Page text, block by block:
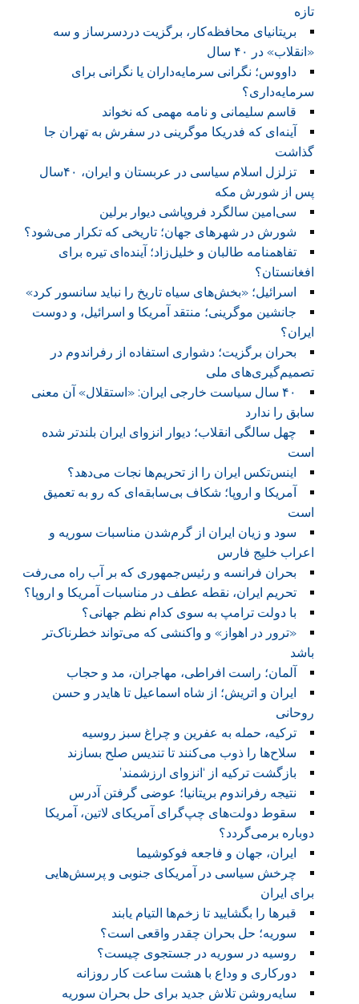
تازه
بریتانیای محافظه‌کار، برگزیت دردسرساز و سه
«انقلاب» در ۴۰ سال
داووس؛ نگرانی سرمایه‌داران یا نگرانی برای
سرمایه‌داری؟
قاسم سلیمانی و نامه‌ مهمی که نخواند
آینه‌ای که فدریکا موگرینی در سفرش به تهران جا
گذاشت
تزلزل اسلام سیاسی در عربستان و ایران، ۴۰سال
پس از شورش مکه
سی‌امین سالگرد فروپاشی دیوار برلین
شورش در شهرهای جهان؛ تاریخی که تکرار می‌شود؟
تفاهمنامه طالبان و خلیل‌زاد؛ آینده‌ای تیره برای
افغانستان؟
اسرائیل؛ «بخش‌های سیاه تاریخ را نباید سانسور کرد»
جانشین موگرینی؛ منتقد آمریکا و اسرائیل، و دوست
ایران؟
بحران برگزیت؛ دشواری استفاده از رفراندوم در
تصمیم‌گیری‌های ملی
۴۰ سال سیاست خارجی ایران: «استقلال» آن معنی
سابق را ندارد
چهل سالگی انقلاب؛ دیوار انزوای ایران بلندتر شده
است
اینس‌تکس ایران را از تحریم‌ها نجات می‌دهد؟
آمریکا و اروپا؛ شکاف بی‌سابقه‌ای که رو به تعمیق
است
سود و زیان ایران از گرم‌شدن مناسبات سوریه و
اعراب خلیج فارس
بحران فرانسه و رئیس‌جمهوری که بر آب راه می‌رفت
تحریم ایران، نقطه عطف در مناسبات آمریکا و اروپا؟
با دولت ترامپ به سوی کدام نظم جهانی؟
«ترور در اهواز» و واکنشی که می‌تواند خطرناک‌تر
باشد
آلمان؛ راست افراطی، مهاجران، مد و حجاب
ایران و اتریش؛ از شاه اسماعیل تا هایدر و حسن
روحانی
ترکیه، حمله به عفرین و چراغ سبز روسیه
سلاح‌ها را ذوب می‌کنند تا تندیس صلح بسازند
بازگشت ترکیه از ‘انزوای ارزشمند’
نتیجه رفراندوم بریتانیا؛ عوضی گرفتن آدرس
سقوط دولت‌های چپ‌گرای آمریکای لاتین، آمریکا
دوباره برمی‌گردد؟
ایران، جهان و فاجعه فوکوشیما
چرخش سیاسی در آمریکای جنوبی و پرسش‌هایی
برای ایران
قبرها را بگشایید تا زخم‌ها التیام یابند
سوریه؛ حل بحران چقدر واقعی است؟
روسیه در سوریه در جستجوی چیست؟
دورکاری و وداع با هشت ساعت کار روزانه
سایه‌روشن تلاش جدید برای حل بحران سوریه